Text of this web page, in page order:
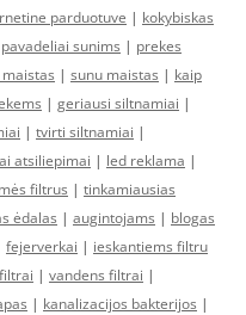
parduotuve | kokybiskas
pavadeliai sunims | prekes
| sunu maistas | kaip
| geriausi siltnamiai |
| tvirti siltnamiai |
atsiliepimai | led reklama |
filtrus | tinkamiausias
ėdalas | augintojams | blogas
fejerverkai | ieskantiems filtru
| vandens filtrai |
| kanalizacijos bakterijos |